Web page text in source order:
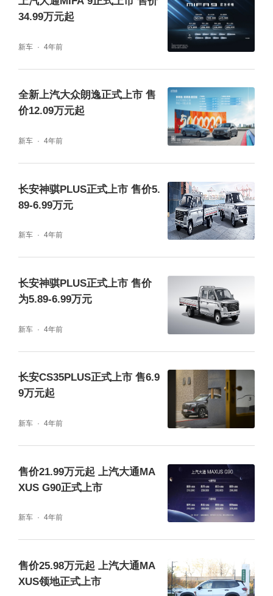
为每一次驾驶增添一份豪华仪式感。
安全配置方面，大乘汽车G60S除了全系标配A
BS防抱死系统，EBD电子制动力分配系统以
及BOS刹车优先系统，更配有行车记录、胎压
监测、倒车影像等功能，进一步提供超越同级
别车系的跃级安全配置。另外，新车配有ESC
稳定。
动力方面，大乘G60S采用了1.5T+8AT动力组
合，全系标配由大乘自主研发的1.5T涡轮增压
m。传动系统方面，匹配的是6速手动或8速手
自一体变速箱。
34.99万元起
新车 4年前
全新上汽大众朗逸正式上市 售
价12.09万元起
新车 4年前
长安神骐PLUS正式上市 售价5.
89-6.99万元
新车 4年前
长安神骐PLUS正式上市 售价
为5.89-6.99万元
新车 4年前
长安CS35PLUS正式上市 售6.9
9万元起
新车 4年前
售价21.99万元起 上汽大通MA
XUS G90正式上市
新车 4年前
售价25.98万元起 上汽大通MA
XUS领地正式上市